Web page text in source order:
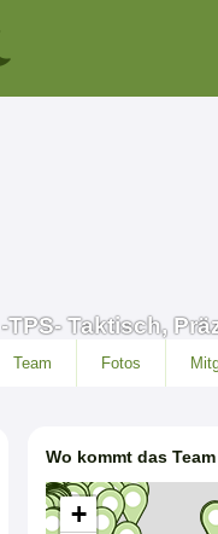
-TPS- Taktisch,
Team Fotos
Wo kommt das
+